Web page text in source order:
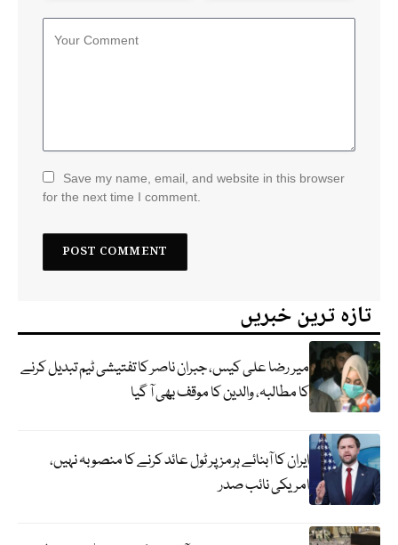
Save my name, email, and website in this browser
for the next time I comment.
تازہ ترین خبریں
میر رضا علی کیس، جبران ناصر کا تفتیشی ٹیم تبدیل کرنے
کا مطالبہ، والدین کا موقف بھی آ گیا
ایران کا آبنائے ہرمز پر ٹول عائد کرنے کا منصوبہ نہیں،
امریکی نائب صدر